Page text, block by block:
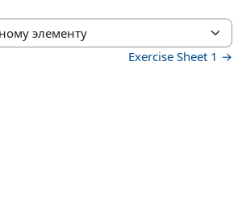
элементу
Exercise Sheet 1 →